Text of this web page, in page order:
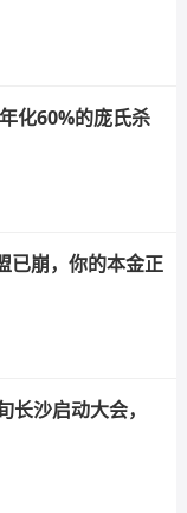
化60%的庞氏杀
已崩，你的本金正
沙启动大会，